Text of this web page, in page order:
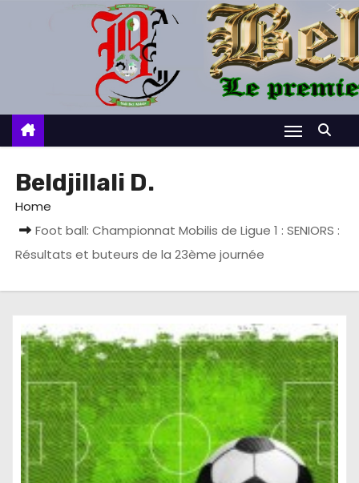
c
Beldjillali D.
Home
Foot ball: Championnat Mobilis de Ligue 1 : SENIORS :
Résultats et buteurs de la 23ème journée